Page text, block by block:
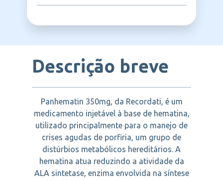
agudas porfíricas, Distúrbios metabólicos
Descrição breve
Panhematin 350mg, da Recordati, é um
medicamento injetável à base de hematina,
utilizado principalmente para o manejo de
crises agudas de porfiria, um grupo de
distúrbios metabólicos hereditários. A
hematina atua reduzindo a atividade da
ALA sintetase, enzima envolvida na síntese